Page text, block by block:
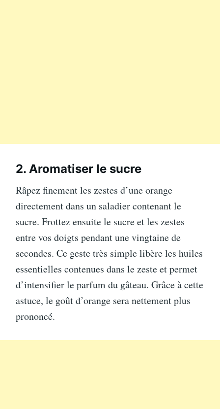
2. Aromatiser le sucre
Râpez finement les zestes d’une orange
directement dans un saladier contenant le
sucre. Frottez ensuite le sucre et les zestes
entre vos doigts pendant une vingtaine de
secondes. Ce geste très simple libère les huiles
essentielles contenues dans le zeste et permet
d’intensifier le parfum du gâteau. Grâce à cette
astuce, le goût d’orange sera nettement plus
prononcé.